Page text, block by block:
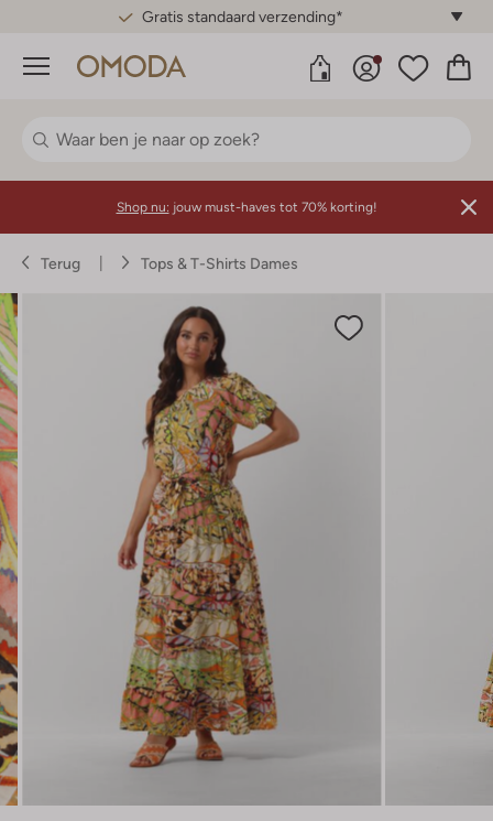
Gratis standaard verzending*
Menu
Shop nu: jouw must-haves tot 70% korting!
Terug Tops & T-Shirts Dames